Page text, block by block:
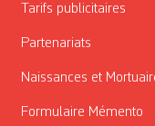
Tarifs publicitaires
Partenariats
Naissances et
Formulaire Mémento